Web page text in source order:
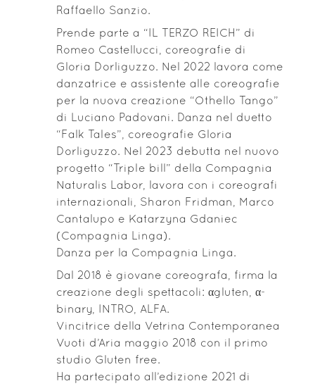
Raffaello Sanzio.
Prende parte a “IL TERZO REICH” di
Romeo Castellucci, coreografie di
Gloria Dorliguzzo. Nel 2022 lavora come
danzatrice e assistente alle coreografie
per la nuova creazione “Othello Tango”
di Luciano Padovani. Danza nel duetto
“Falk Tales”, coreografie Gloria
Dorliguzzo. Nel 2023 debutta nel nuovo
progetto “Triple bill” della Compagnia
Naturalis Labor, lavora con i coreografi
internazionali, Sharon Fridman, Marco
Cantalupo e Katarzyna Gdaniec
(Compagnia Linga).
Danza per la Compagnia Linga.
Dal 2018 è giovane coreografa, firma la
creazione degli spettacoli: αgluten, α-
binary, INTRO, ALFA.
Vincitrice della Vetrina Contemporanea
Vuoti d’Aria maggio 2018 con il primo
studio Gluten free.
Ha partecipato all’edizione 2021 di